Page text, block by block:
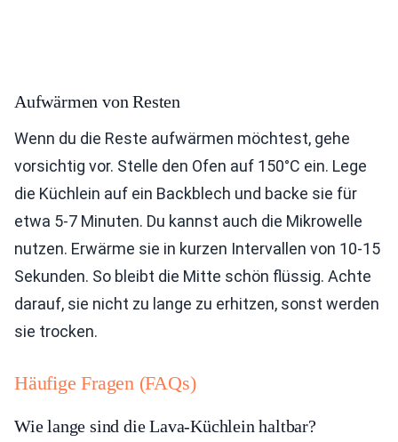
Aufwärmen von Resten
Wenn du die Reste aufwärmen möchtest, gehe
vorsichtig vor. Stelle den Ofen auf 150°C ein. Lege
die Küchlein auf ein Backblech und backe sie für
etwa 5-7 Minuten. Du kannst auch die Mikrowelle
nutzen. Erwärme sie in kurzen Intervallen von 10-15
Sekunden. So bleibt die Mitte schön flüssig. Achte
darauf, sie nicht zu lange zu erhitzen, sonst werden
sie trocken.
Häufige Fragen (FAQs)
Wie lange sind die Lava-Küchlein haltbar?